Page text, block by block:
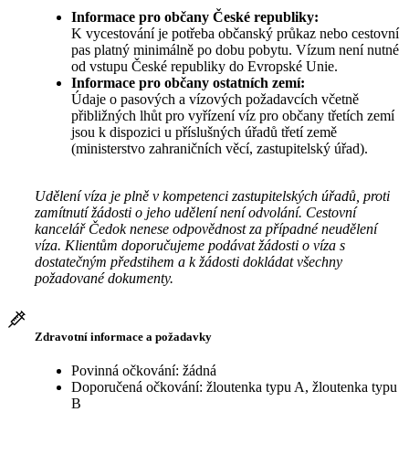
Informace pro občany České republiky:
K vycestování je potřeba občanský průkaz nebo cestovní
pas platný minimálně po dobu pobytu. Vízum není nutné
od vstupu České republiky do Evropské Unie.
Informace pro občany ostatních zemí:
Údaje o pasových a vízových požadavcích včetně
přibližných lhůt pro vyřízení víz pro občany třetích zemí
jsou k dispozici u příslušných úřadů třetí země
(ministerstvo zahraničních věcí, zastupitelský úřad).
Udělení víza je plně v kompetenci zastupitelských úřadů, proti
zamítnutí žádosti o jeho udělení není odvolání. Cestovní
kancelář Čedok nenese odpovědnost za případné neudělení
víza. Klientům doporučujeme podávat žádosti o víza s
dostatečným předstihem a k žádosti dokládat všechny
požadované dokumenty.
Zdravotní informace a požadavky
Povinná očkování: žádná
Doporučená očkování: žloutenka typu A, žloutenka typu
B